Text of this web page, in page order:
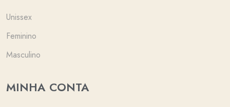
Unissex
Feminino
Masculino
MINHA CONTA